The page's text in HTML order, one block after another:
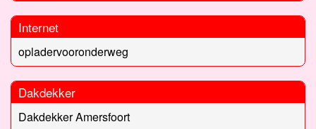
Internet
opladervooronderweg
Dakdekker
Dakdekker Amersfoort